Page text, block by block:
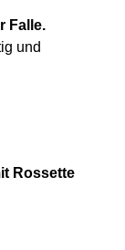
Falle.
und
Rossette